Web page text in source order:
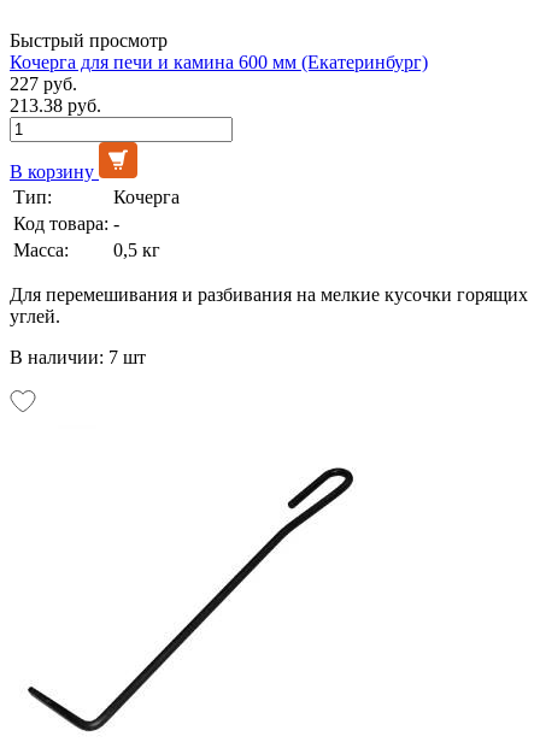
Быстрый просмотр
Кочерга для печи и камина 600 мм (Екатеринбург)
227 руб.
213.38 руб.
В корзину
Тип:
Кочерга
Код товара: -
Масса:
0,5 кг
Для перемешивания и разбивания на мелкие кусочки горящих
углей.
В наличии: 7 шт